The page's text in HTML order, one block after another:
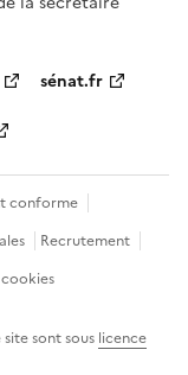
sénat.fr
conforme
Recrutement
sont sous licence